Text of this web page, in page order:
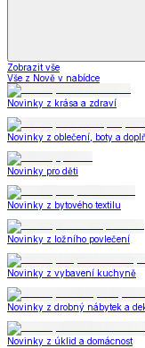
Zobrazit vše
Vše z Nově v nabídce
Novinky z krása a zdraví
Novinky z oblečení, boty a
Novinky pro děti
Novinky z bytového textilu
Novinky z ložního povlečení
Novinky z vybavení kuchyně
Novinky z drobný nábytek a
Novinky z úklid a domácnost